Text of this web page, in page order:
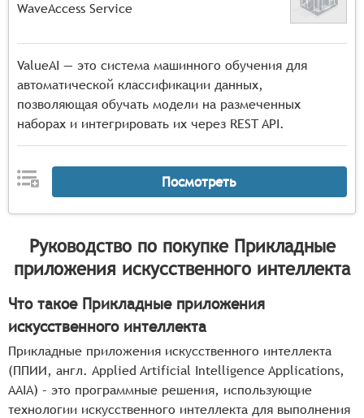
WaveAccess Service
ValueAI — это система машинного обучения для
автоматической классификации данных,
позволяющая обучать модели на размеченных
наборах и интегрировать их через REST API.
Посмотреть
Руководство по покупке Прикладные
приложения искусственного интеллекта
Что такое Прикладные приложения
искусственного интеллекта
Прикладные приложения искусственного интеллекта
(ППИИ, англ. Applied Artificial Intelligence Applications,
AAIA) – это программные решения, использующие
технологии искусственного интеллекта для выполнения